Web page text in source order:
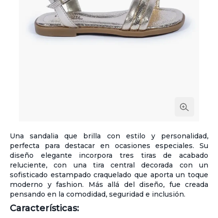
Una sandalia que brilla con estilo y personalidad,
perfecta para destacar en ocasiones especiales. Su
diseño elegante incorpora tres tiras de acabado
reluciente, con una tira central decorada con un
sofisticado estampado craquelado que aporta un toque
moderno y fashion. Más allá del diseño, fue creada
pensando en la comodidad, seguridad e inclusión.
Características: